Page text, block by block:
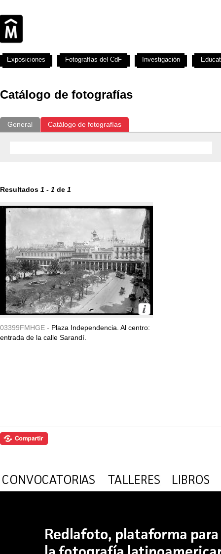
Catálogo de fotografías
General Catálogo de fotografías
Resultados 1 - 1 de 1
03399FMHGE - Plaza Independencia. Al centro:
entrada de la calle Sarandí.
Exposiciones Fotografías del CdF Investigación